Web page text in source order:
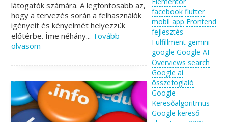
látogatók számára. A legfontosabb az,
hogy a tervezés során a felhasználók
igényeit és kényelmét helyezzük
előtérbe. Íme néhány... Tovább
olvasom
facebook flutter
mobil app Frontend
fejlesztés
Fulfillment gemini
google Google AI
Overviews search
Google ai
összefoglaló
Google
Keresőalgoritmus
Google kereső